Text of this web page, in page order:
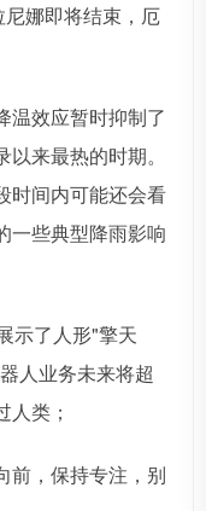
娜即将结束，厄
温效应暂时抑制了
来最热的时期。
时间内可能还会看
一些典型降雨影响
示了人形"擎天
人业务未来将超
类；
前，保持专注，别